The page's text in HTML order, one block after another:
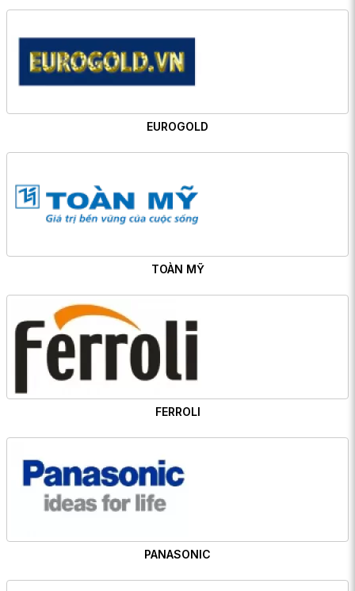
EUROGOLD
TOÀN MỸ
FERROLI
PANASONIC